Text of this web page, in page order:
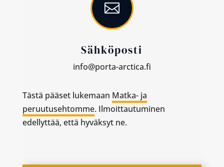

Sähköposti
info@porta-arctica.fi
Tästä pääset lukemaan Matka- ja
peruutusehtomme. Ilmoittautuminen
edellyttää, että hyväksyt ne.